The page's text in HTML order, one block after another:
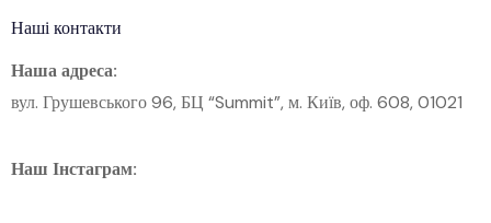
Наші контакти
Наша адреса:
вул. Грушевського 96, БЦ “Summit”, м. Київ, оф. 608, 01021
Наш Інстаграм: